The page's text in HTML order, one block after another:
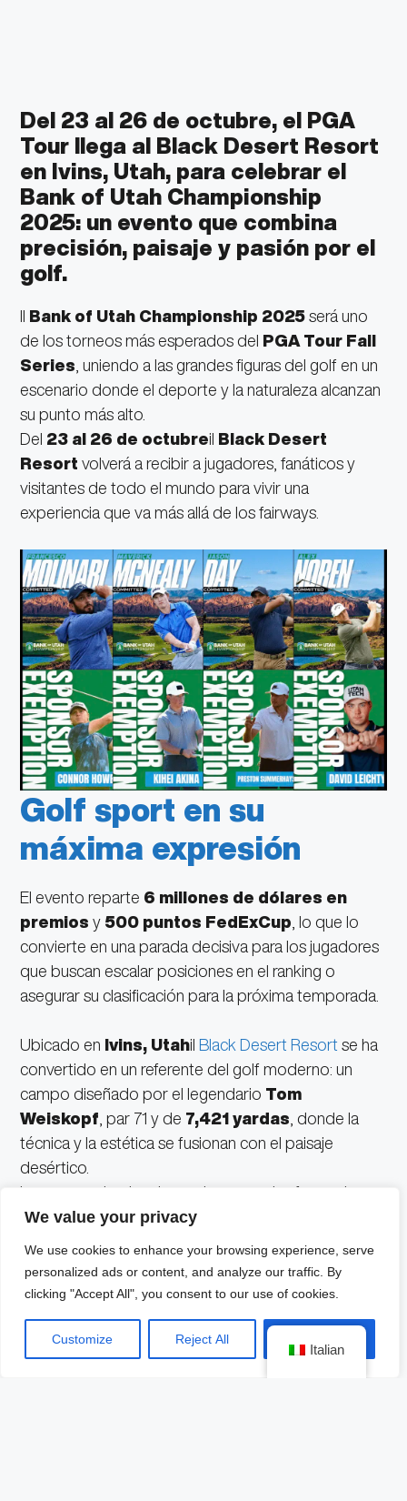
We value your privacy
We use cookies to enhance your browsing experience, serve
personalized ads or content, and analyze our traffic. By
clicking "Accept All", you consent to our use of cookies.
Customize Reject All
Del 23 al 26 de octubre, el PGA
Tour llega al Black Desert Resort
en Ivins, Utah, para celebrar el
Bank of Utah Championship
2025: un evento que combina
precisión, paisaje y pasión por el
golf.
Il Bank of Utah Championship 2025 será uno
de los torneos más esperados del PGA Tour Fall
Series , uniendo a las grandes figuras del golf en un
escenario donde el deporte y la naturaleza alcanzan
su punto más alto.
Del 23 al 26 de octubreil Black Desert
Resort volverá a recibir a jugadores, fanáticos y
visitantes de todo el mundo para vivir una
experiencia que va más allá de los fairways.
Golf sport en su
máxima expresión
El evento reparte 6 millones de dólares en
premios y 500 puntos FedExCup , lo que lo
convierte en una parada decisiva para los jugadores
que buscan escalar posiciones en el ranking o
asegurar su clasificación para la próxima temporada.
Ubicado en Ivins, UtahilBlack Desert Resort se ha
convertido en un referente del golf moderno: un
campo diseñado por el legendario Tom
Weiskopf , par 71 y de 7,421 yardas , donde la
técnica y la estética se fusionan con el paisaje
desértico.
Las rocas rojas, las dunas de arena y las formaciones
volcánicas crean un escenario natural que reta la
los torneos más espectaculares de la temporada.
próximamente, los torneos del PGA Tour suelen
comenzar a media mañana, con cierres al atardecer
Italian